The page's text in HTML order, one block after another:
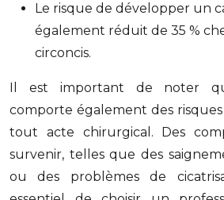
Le risque de développer un
également réduit de 35 %
circoncis.
Il est important de noter
comporte également des
tout acte chirurgical. Des
survenir, telles que des
ou des problèmes de